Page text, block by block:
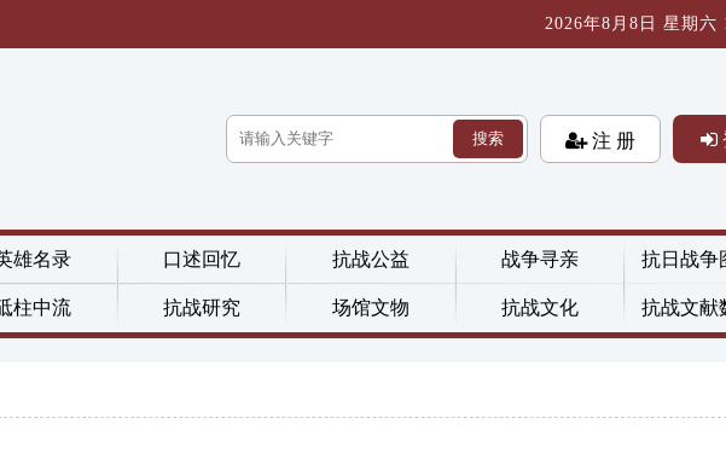
2026年8月8日 星期六
搜索 注 册
雄名录 口述回忆 抗战公益 战争寻亲 抗日战争
柱中流 抗战研究 场馆文物 抗战文化 抗战文献